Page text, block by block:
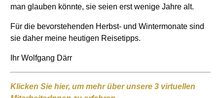
man glauben könnte, sie seien erst wenige Jahre alt.
Für die bevorstehenden Herbst- und Wintermonate sind
sie daher meine heutigen Reisetipps.
Ihr Wolfgang Därr
Klicken Sie hier, um mehr über unsere 3 virtuellen